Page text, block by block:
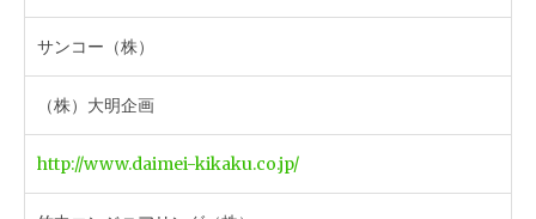
サンコー（株）
（株）大明企画
http://www.daimei-kikaku.co.jp/